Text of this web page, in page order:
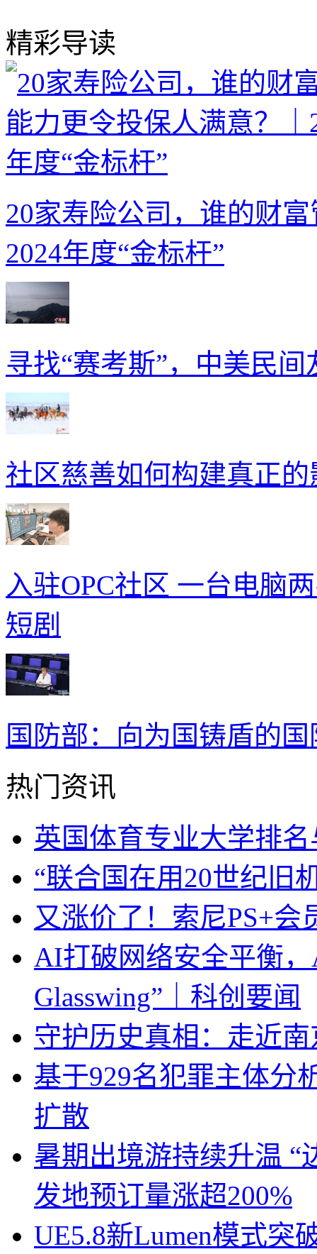
精彩导读
20家寿险公司，谁的财
2024年度“金标杆”
寻找“赛考斯”，中美民
社区慈善如何构建真正
入驻OPC社区 一台电脑
短剧
国防部：向为国铸盾的
热门资讯
英国体育专业大学排
“联合国在用20世纪旧
又涨价了！索尼PS+会
AI打破网络安全平衡，
Glasswing”｜科创要闻
守护历史真相：走近
基于929名犯罪主体分
扩散
暑期出境游持续升温 “
发地预订量涨超200%
UE5.8新Lumen模式突